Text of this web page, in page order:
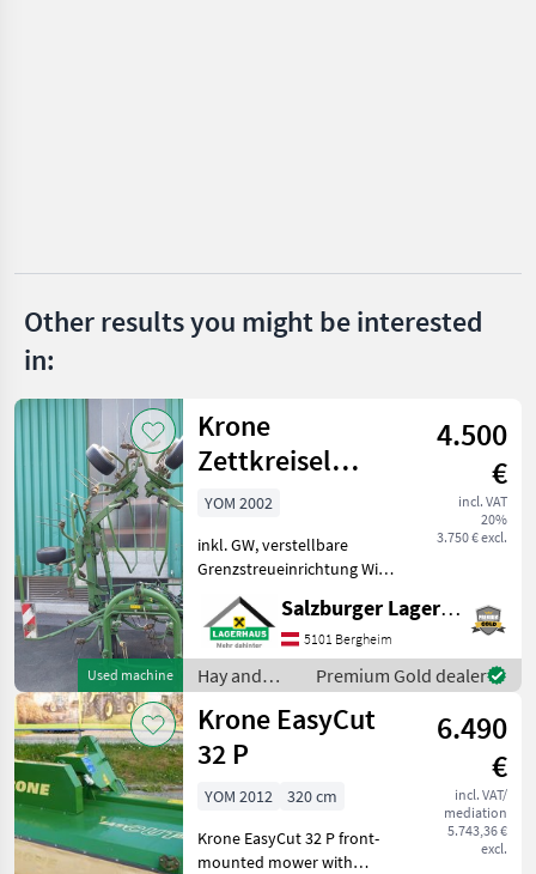
Quicke
Show
MARKETPLACE
Marketplace
Dealer
offers
Classifieds
Other results you might be interested
in:
Used machine
Krone
Zettkreisel
6.70/6
4.500
€
incl. VAT
20%
3.750 € excl.
YOM 2002
inkl. GW, verstellbare
Grenzstreueinrichtung Wir
bitten telefonisch oder per
Mail Ihren Besuch
bekanntzugeben, um
ausreichend Zeit für die
Beratung und eventuell ein
Salzburger Lagerhaus-Technik
5101 Bergheim
Hay and
forage
equipment /
Krone
Premium Gold dealer
Krone EasyCut
32 P
6.490
€
incl. VAT/
mediation
5.743,36 €
excl.
YOM 2012
320 cm
Krone EasyCut 32 P front-
mounted mower with